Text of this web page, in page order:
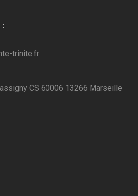
:
trinite.fr
CS 60006 13266 Marseille